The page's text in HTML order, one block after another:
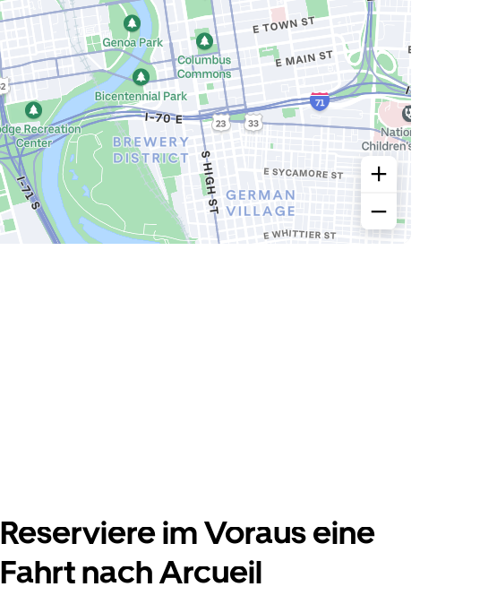
Reserviere im Voraus eine
Fahrt nach Arcueil